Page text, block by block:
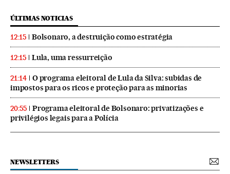
ÚLTIMAS NOTICIAS
12:15 Bolsonaro, a destruição como estratégia
12:15 Lula, uma ressurreição
21:14
O programa eleitoral de Lula da Silva: subidas de
impostos para os ricos e proteção para as minorias
20:55
Programa eleitoral de Bolsonaro: privatizações e
privilégios legais para a Polícia
NEWSLETTERS